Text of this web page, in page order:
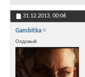
31.12.2013, 00:06
Gambitka
Олдовый